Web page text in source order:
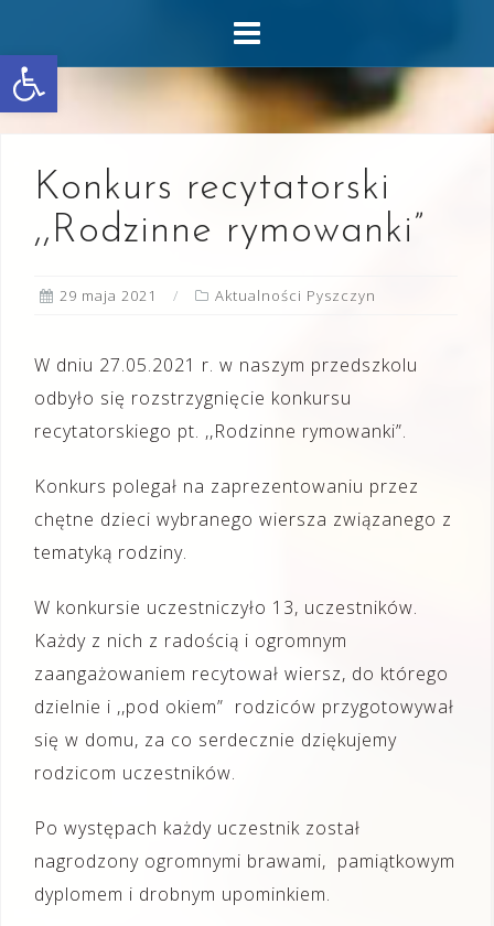
Otwórz pasek narzędzi
content
Konkurs recytatorski
,,Rodzinne rymowanki”
29 maja 2021 Aktualności Pyszczyn
W dniu 27.05.2021 r. w naszym przedszkolu
odbyło się rozstrzygnięcie konkursu
recytatorskiego pt. ,,Rodzinne rymowanki”.
Konkurs polegał na zaprezentowaniu przez
chętne dzieci wybranego wiersza związanego z
tematyką rodziny.
W konkursie uczestniczyło 13, uczestników.
Każdy z nich z radością i ogromnym
zaangażowaniem recytował wiersz, do którego
dzielnie i ,,pod okiem” rodziców przygotowywał
się w domu, za co serdecznie dziękujemy
rodzicom uczestników.
Po występach każdy uczestnik został
nagrodzony ogromnymi brawami, pamiątkowym
dyplomem i drobnym upominkiem.